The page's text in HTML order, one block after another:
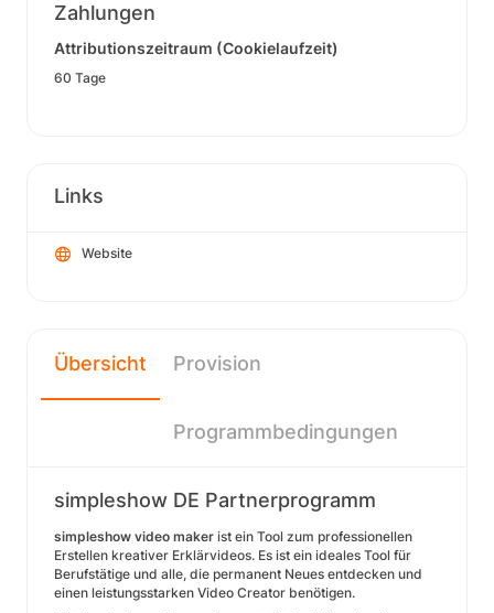
Zahlungen
Attributionszeitraum (Cookielaufzeit)
60 Tage
Links
Website
Übersicht Provision
Programmbedingungen
simpleshow DE Partnerprogramm
simpleshow video maker ist ein Tool zum professionellen
Erstellen kreativer Erklärvideos. Es ist ein ideales Tool für
Berufstätige und alle, die permanent Neues entdecken und
einen leistungsstarken Video Creator benötigen.